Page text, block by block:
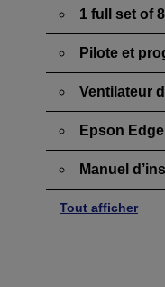
1 full set of
Pilote et
Ventilateur
Epson
Manuel
Tout afficher